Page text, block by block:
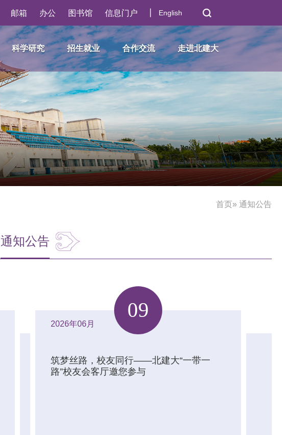
邮箱 办公 图书馆 信息门户 English
科学研究 招生就业 合作交流 走进北建大
首页» 通知公告
通知公告
09
2026年06月
筑梦丝路，校友同行——北建大“一带一
路”校友会客厅邀您参与